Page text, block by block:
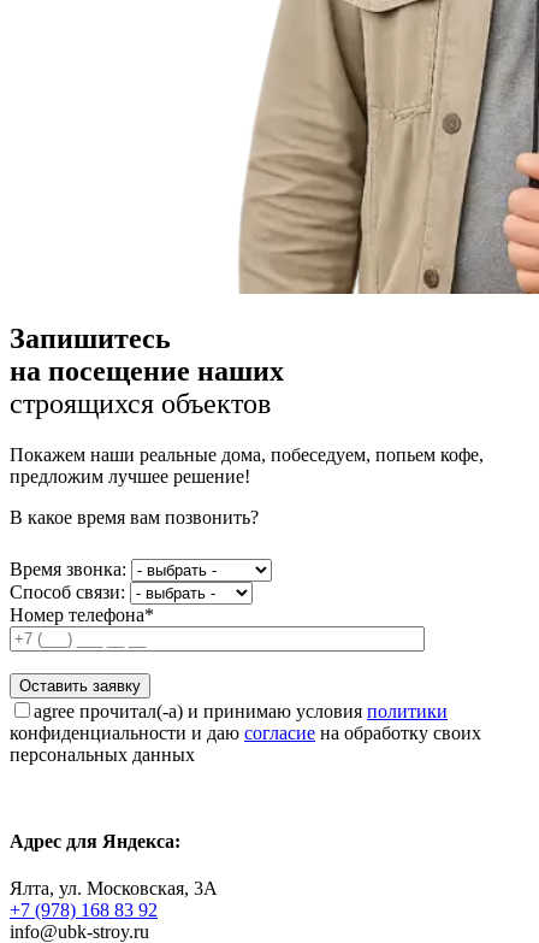
Запишитесь
на посещение наших
строящихся объектов
Покажем наши реальные дома, побеседуем, попьем кофе,
предложим лучшее решение!
В какое время вам позвонить?
Время звонка:
Способ связи:
Номер телефона*
agree прочитал(-а) и принимаю условия политики
конфиденциальности и даю согласие на обработку своих
персональных данных
Адрес для Яндекса:
Ялта, ул. Московская, 3А
+7 (978) 168 83 92
info@ubk-stroy.ru